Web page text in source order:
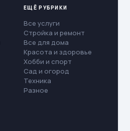
ЕЩЁ РУБРИКИ
Все услуги
Стройка и ремонт
Все для дома
Красота и здоровье
Хобби и спорт
Сад и огород
Техника
Разное